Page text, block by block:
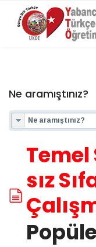
Ne aramıştınız?
Temel
sız